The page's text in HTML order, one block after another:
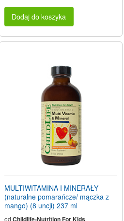
Dodaj do koszyka
MULTIWITAMINA I MINERAŁY
(naturalne pomarańcze/ mączka z
mango) (8 uncji) 237 ml
od